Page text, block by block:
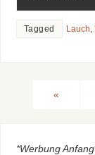
Tagged Lauch
«
*Werbung